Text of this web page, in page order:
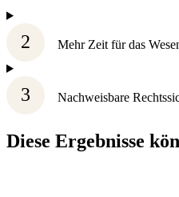
2 Mehr Zeit für das
3 Nachweisbare
Diese Ergebnisse